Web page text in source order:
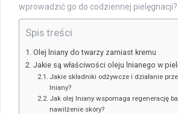
wprowadzić go do codziennej pielęgnacji?
Spis treści
Olej lniany do twarzy zamiast kremu
Jakie są właściwości oleju lnianego w
Jakie składniki odżywcze i działanie
lniany?
Jak olej lniany wspomaga regenerację
nawilżenie skóry?